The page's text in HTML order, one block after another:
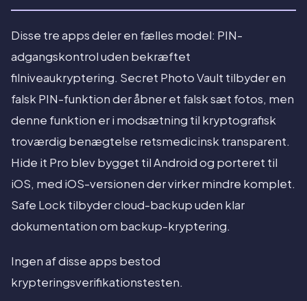
Disse tre apps deler en fælles model: PIN-
adgangskontrol uden bekræftet
filniveaukryptering. Secret Photo Vault tilbyder en
falsk PIN-funktion der åbner et falsk sæt fotos, men
denne funktion er i modsætning til kryptografisk
troværdig benægtelse retsmedicinsk transparent.
Hide it Pro blev bygget til Android og porteret til
iOS, med iOS-versionen der virker mindre komplet.
Safe Lock tilbyder cloud-backup uden klar
dokumentation om backup-kryptering.
Ingen af disse apps bestod
krypteringsverifikationstesten.